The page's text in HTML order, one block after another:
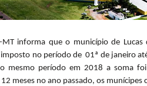
MT informa que o município de
no período de 01ª de janeiro
mesmo período em 2018 a soma
meses no ano passado, os